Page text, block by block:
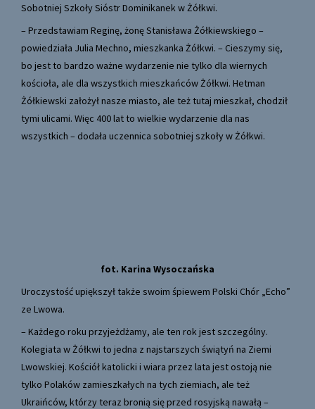
Sobotniej Szkoły Sióstr Dominikanek w Żółkwi.
– Przedstawiam Reginę, żonę Stanisława Żółkiewskiego –
powiedziała Julia Mechno, mieszkanka Żółkwi. – Cieszymy się,
bo jest to bardzo ważne wydarzenie nie tylko dla wiernych
kościoła, ale dla wszystkich mieszkańców Żółkwi. Hetman
Żółkiewski założył nasze miasto, ale też tutaj mieszkał, chodził
tymi ulicami. Więc 400 lat to wielkie wydarzenie dla nas
wszystkich – dodała uczennica sobotniej szkoły w Żółkwi.
fot. Karina Wysoczańska
Uroczystość upiększył także swoim śpiewem Polski Chór „Echo”
ze Lwowa.
– Każdego roku przyjeżdżamy, ale ten rok jest szczególny.
Kolegiata w Żółkwi to jedna z najstarszych świątyń na Ziemi
Lwowskiej. Kościół katolicki i wiara przez lata jest ostoją nie
tylko Polaków zamieszkałych na tych ziemiach, ale też
Ukraińców, którzy teraz bronią się przed rosyjską nawałą –